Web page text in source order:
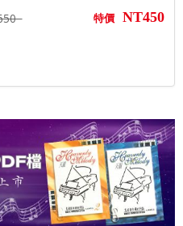
特價 NT450